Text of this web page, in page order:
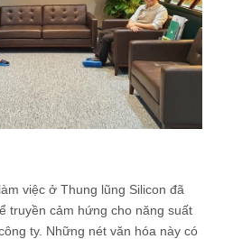
việc ở Thung lũng Silicon đã
truyền cảm hứng cho năng suất
ty. Những nét văn hóa này có